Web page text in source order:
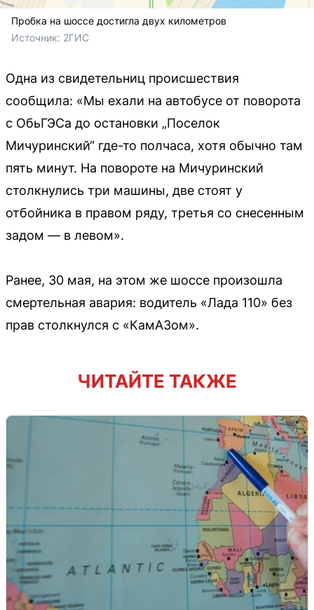
Пробка на шоссе достигла двух километров
Источник: 2ГИС
Одна из свидетельниц происшествия
сообщила: «Мы ехали на автобусе от поворота
с ОбьГЭСа до остановки „Поселок
Мичуринский“ где-то полчаса, хотя обычно там
пять минут. На повороте на Мичуринский
столкнулись три машины, две стоят у
отбойника в правом ряду, третья со снесенным
задом — в левом».
Ранее, 30 мая, на этом же шоссе произошла
смертельная авария: водитель «Лада 110» без
прав столкнулся с «КамАЗом».
ЧИТАЙТЕ ТАКЖЕ